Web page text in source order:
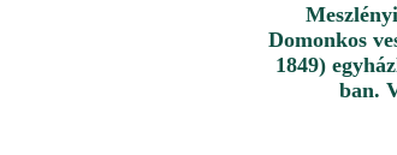
Domonkos
1849)
ban.